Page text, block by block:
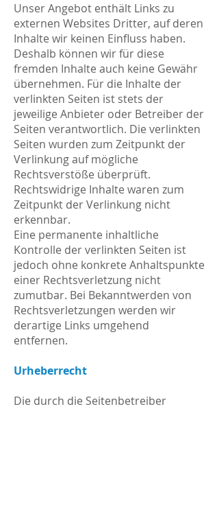
Unser Angebot enthält Links zu
externen Websites Dritter, auf deren
Inhalte wir keinen Einfluss haben.
Deshalb können wir für diese
fremden Inhalte auch keine Gewähr
übernehmen. Für die Inhalte der
verlinkten Seiten ist stets der
jeweilige Anbieter oder Betreiber der
Seiten verantwortlich. Die verlinkten
Seiten wurden zum Zeitpunkt der
Verlinkung auf mögliche
Rechtsverstöße überprüft.
Rechtswidrige Inhalte waren zum
Zeitpunkt der Verlinkung nicht
erkennbar.
Eine permanente inhaltliche
Kontrolle der verlinkten Seiten ist
jedoch ohne konkrete Anhaltspunkte
einer Rechtsverletzung nicht
zumutbar. Bei Bekanntwerden von
Rechtsverletzungen werden wir
derartige Links umgehend
entfernen.
Urheberrecht
Die durch die Seitenbetreiber